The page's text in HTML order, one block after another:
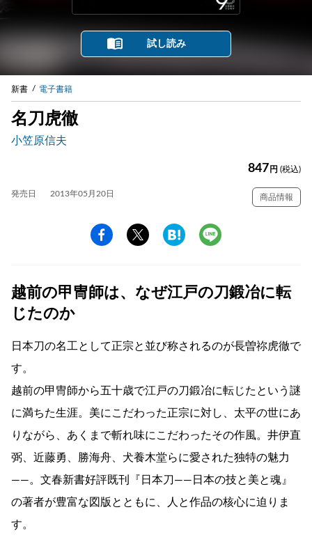
試し読み
新書 電子書籍
名刀虎徹
小笠原信夫
847 円 (税込)
発売日 2013年05月20日 商品情報
越前の甲冑師は、なぜ江戸の刀鍛冶に転
じたのか
日本刀の名工として正宗と並び称されるのが長曽祢虎徹で
す。
越前の甲冑師から五十歳で江戸の刀鍛冶に転じたという謎
に満ちた生涯。美にこだわった正宗に対し、太平の世にあ
りながら、あくまで斬れ味にこだわったその作風。井伊直
弼、近藤勇、勝海舟、犬養木堂らに愛された独特の魅力
――。文春新書好評既刊『日本刀――日本の技と美と魂』
の著者が豊富な図版とともに、人と作品の核心に迫りま
す。